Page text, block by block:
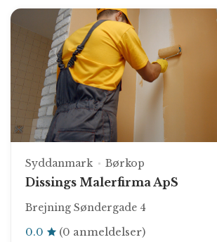
Syddanmark Børkop
Dissings Malerfirma ApS
Brejning Søndergade 4
0.0 (0 anmeldelser)